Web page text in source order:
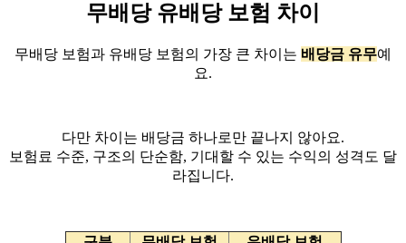
무배당 유배당 보험 차이
무배당 보험과 유배당 보험의 가장 큰 차이는 배당금 유무예
요.
다만 차이는 배당금 하나로만 끝나지 않아요.
보험료 수준, 구조의 단순함, 기대할 수 있는 수익의 성격도 달
라집니다.